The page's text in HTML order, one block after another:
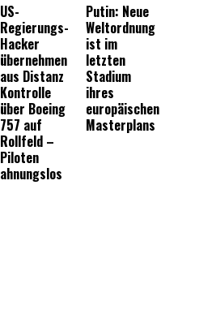
US-
Regierungs-
Hacker
übernehmen
aus Distanz
Kontrolle
über Boeing
757 auf
Rollfeld –
Piloten
ahnungslos
Putin: Neue
Weltordnung
ist im
letzten
Stadium
ihres
europäischen
Masterplans